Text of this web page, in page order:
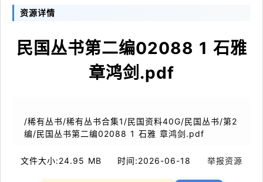
资源详情
民国丛书第二编02088 1 石雅
章鸿剑.pdf
/稀有丛书/稀有丛书合集1/民国资料40G/民国丛书/第2
编/民国丛书第二编02088 1 石雅 章鸿剑.pdf
文件大小:24.95 MB 时间:2026-06-18 举报资源